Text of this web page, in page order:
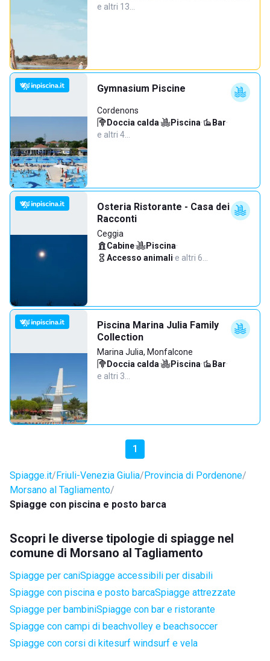
e altri 13…
Gymnasium Piscine
Cordenons
Doccia calda· Piscina· Bar·
e altri 4…
Osteria Ristorante - Casa dei
Racconti
Ceggia
Cabine· Piscina·
Accesso animali·e altri 6…
Piscina Marina Julia Family
Collection
Marina Julia, Monfalcone
Doccia calda· Piscina· Bar·
e altri 3…
1
Spiagge.it Friuli-Venezia Giulia Provincia di Pordenone
Morsano al Tagliamento
Spiagge con piscina e posto barca
Scopri le diverse tipologie di spiagge nel
comune di Morsano al Tagliamento
Spiagge per caniSpiagge accessibili per disabili
Spiagge con piscina e posto barcaSpiagge attrezzate
Spiagge per bambiniSpiagge con bar e ristorante
Spiagge con campi di beachvolley e beachsoccer
Spiagge con corsi di kitesurf windsurf e vela